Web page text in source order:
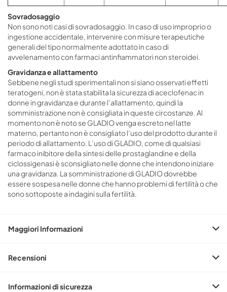
Sovradosaggio
Non sono noti casi di sovradosaggio. In caso di uso improprio o
ingestione accidentale, intervenire con misure terapeutiche
generali del tipo normalmente adottato in caso di
avvelenamento con farmaci antinfiammatori non steroidei.
Gravidanza e allattamento
Sebbene negli studi sperimentali non si siano osservati effetti
teratogeni, non è stata stabilita la sicurezza di aceclofenac in
donne in gravidanza e durante l’allattamento, quindi la
somministrazione non è consigliata in queste circostanze. Al
momento non è noto se GLADIO venga escreto nel latte
materno, pertanto non è consigliato l’uso del prodotto durante il
periodo di allattamento. L’uso di GLADIO, come di qualsiasi
farmaco inibitore della sintesi delle prostaglandine e della
ciclossigenasi è sconsigliato nelle donne che intendono iniziare
una gravidanza. La somministrazione di GLADIO dovrebbe
essere sospesa nelle donne che hanno problemi di fertilità o che
sono sottoposte a indagini sulla fertilità.
Maggiori Informazioni
Recensioni
Informazioni di sicurezza